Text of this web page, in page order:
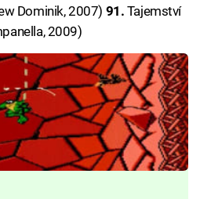
Dominik, 2007) 91. Tajemství
2009)